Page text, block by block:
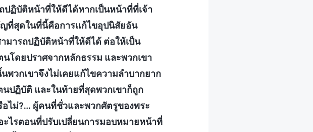
ปฏิบัติหน้าที่ให้ดีได้หากเป็นหน้าที่ที่เจ้า
ญที่สุดในที่นี้คือการแก้ไขอุปนิสัยอัน
มารถปฏิบัติหน้าที่ให้ดีได้ ต่อให้เป็น
โดยปราศจากหลักธรรม และพวกเขา
วกเขาจึงไม่เคยแก้ไขความลำบากยาก
ปฏิบัติ และในท้ายที่สุดพวกเขาก็ถูก
ไม่?… ผู้คนที่ชั่วและพวกศัตรูของพระ
ไรตอนที่ปรับเปลี่ยนการมอบหมายหน้าที่